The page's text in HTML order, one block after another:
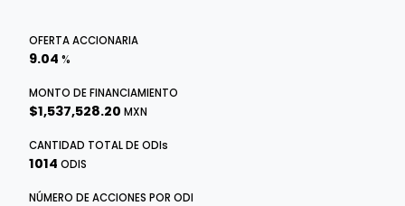
OFERTA ACCIONARIA
9.04 %
MONTO DE FINANCIAMIENTO
$1,537,528.20 MXN
CANTIDAD TOTAL DEODIs
1014 ODIS
NÚMERO DE ACCIONES POR ODI